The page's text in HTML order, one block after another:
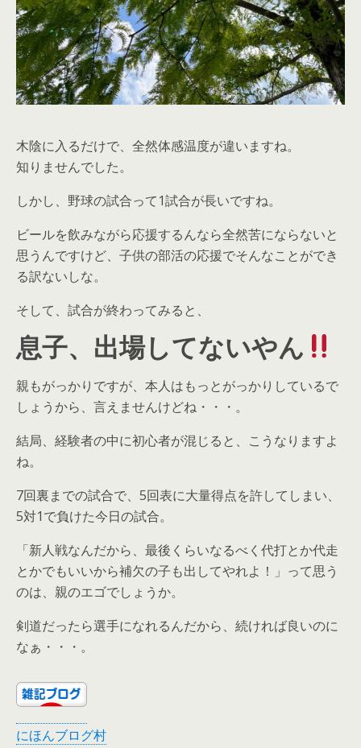
木陰に入るだけで、全然体感温度が違いますね。
知りませんでした。
しかし、野球の試合って1試合が長いですね。
ビールを飲みながら応援するんなら全然苦にならないと
思うんですけど、子供の部活の応援でそんなことができ
る訳ないしな。
そして、試合が終わってみると、
息子、出場してないやん
親もがっかりですが、本人はもっとがっかりしているで
しょうから、言えませんけどね・・・。
結局、経験者の中に初心者が混じると、こうなりますよ
ね。
7回裏までの試合で、5回表に大量得点を許してしまい、
5対1で負けた今日の試合。
「新人戦なんだから、最後くらいなるべく代打とか代走
とかでもいいから補欠の子も出してやれよ！」って思う
のは、親のエゴでしょうか。
剣道だったら選手になれるんだから、続ければ良いのに
なぁ・・・。
にほんブログ村